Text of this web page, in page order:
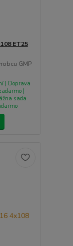
ET25
GMP
| Doprava
|
sada